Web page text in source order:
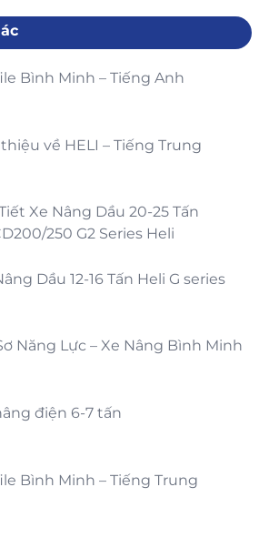
Bình Minh – Tiếng Anh
thiệu về HELI – Tiếng Trung
Xe Nâng Dầu 20-25 Tấn
250 G2 Series Heli
Dầu 12-16 Tấn Heli G series
Năng Lực – Xe Nâng Bình Minh
điện 6-7 tấn
Bình Minh – Tiếng Trung